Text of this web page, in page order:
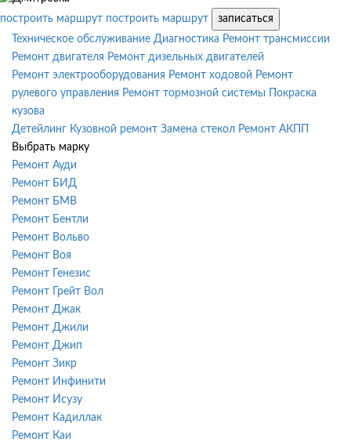
построить маршрут построить маршрут
записаться
Техническое обслуживание Диагностика Ремонт трансмиссии
Ремонт двигателя Ремонт дизельных двигателей
Ремонт электрооборудования Ремонт ходовой Ремонт
рулевого управления Ремонт тормозной системы
Покраска
кузова
Детейлинг Кузовной ремонт Замена стекол Ремонт АКПП
Выбрать марку
Ремонт Ауди
Ремонт БИД
Ремонт БМВ
Ремонт Бентли
Ремонт Вольво
Ремонт Воя
Ремонт Генезис
Ремонт Грейт Вол
Ремонт Джак
Ремонт Джили
Ремонт Джип
Ремонт Зикр
Ремонт Инфинити
Ремонт Исузу
Ремонт Кадиллак
Ремонт Каи